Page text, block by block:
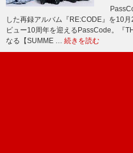
した再録アルバム『RE:CODE』を10
ビュー10周年を迎えるPassCode。『
なる【SUMME … 続きを読む